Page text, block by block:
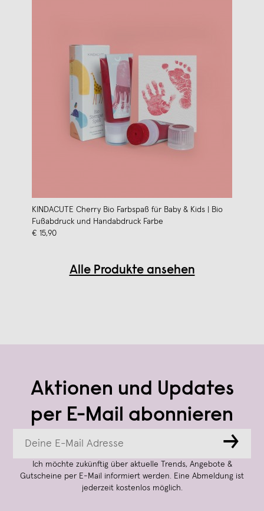
KINDACUTE Cherry Bio Farbspaß für Baby & Kids | Bio
Fußabdruck und Handabdruck Farbe
€ 15,90
Alle Produkte ansehen
Aktionen und Updates
per E-Mail abonnieren
→
Ich möchte zukünftig über aktuelle Trends, Angebote &
Gutscheine per E-Mail informiert werden. Eine Abmeldung ist
jederzeit kostenlos möglich.